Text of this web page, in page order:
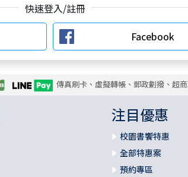
快速登入/註冊
Facebook
傳真刷卡、虛擬轉帳、郵政劃撥、超
注目優惠
校園書饗特惠
全部特惠案
預約專區